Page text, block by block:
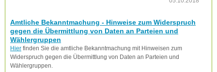
Amtliche Bekanntmachung - Hinweise zum Widerspruch
gegen die Übermittlung von Daten an Parteien und
Wählergruppen
Hier finden Sie die amtliche Bekanntmachung mit Hinweisen zum
Widerspruch gegen die Übermittlung von Daten an Parteien und
Wählergruppen.